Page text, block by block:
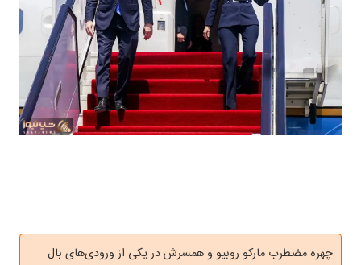
چهره مضطرب مارکو روبیو و همسرش در یکی از ورودی‌های بال